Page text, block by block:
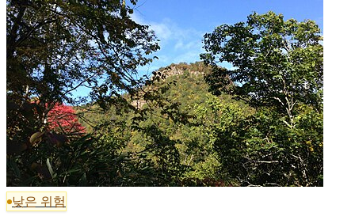
낮은 위험